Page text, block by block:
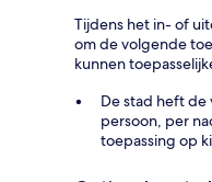
Tijdens het in- of
om de volgende
kunnen
De stad heft de
persoon, per
toepassing op